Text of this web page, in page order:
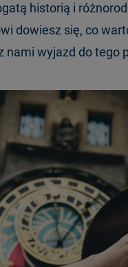
historią i
dowiesz się, co
wyjazd do tego